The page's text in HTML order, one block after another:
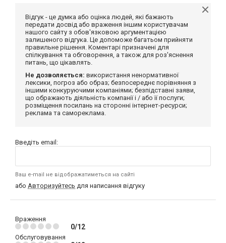
Відгук - це думка або оцінка людей, які бажають
передати досвід або враження іншим користувачам
нашого сайту з обов'язковою аргументацією
залишеного відгука. Це допоможе багатьом прийняти
правильне рішення. Коментарі призначені для
спілкування та обговорення, а також для роз'яснення
питань, що цікавлять.
Не дозволяється: використання ненормативної
лексики, погроз або образ; безпосереднє порівняння з
іншими конкуруючими компаніями; безпідставні заяви,
що ображають діяльність компанії і / або її послуги;
розміщення посилань на сторонні інтернет-ресурси;
реклама та самореклама.
Введіть email:
Ваш e-mail не відображатиметься на сайті
або Авторизуйтесь для написання відгуку
Враження
0/12
Обслуговування